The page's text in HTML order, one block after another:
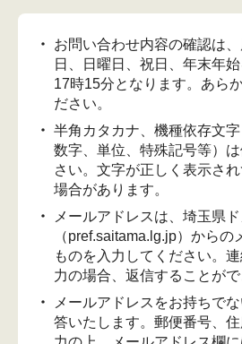
お問い合わせ内容の確認は
日、日曜日、祝日、年末年
17時15分となります。あら
ださい。
半角カタカナ、機種依存文
数字、単位、特殊記号等）
さい。文字が正しく表示さ
場合があります。
メールアドレスは、埼玉県
（pref.saitama.lg.jp）からの
ものを入力してください。
力の場合、返信することがで
メールアドレスをお持ちで
答いたします。郵便番号、